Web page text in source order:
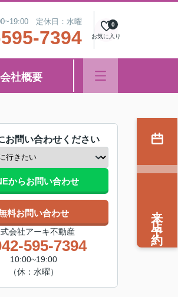
定休日：水曜
7394 お気に入り
0
会社概要
お問い合わせください
からお問い合わせ
料お問い合わせ
会社アーキ不動産
595-7394
10:00~19:00
（休：水曜）
来店予約